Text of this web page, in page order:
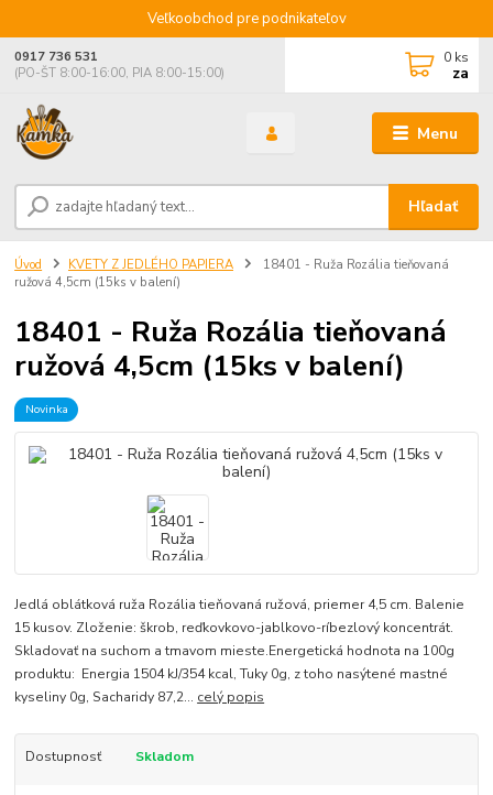
Veľkoobchod pre podnikateľov
Menu
Hľadať
0917 736 531
(PO-ŠT 8:00-16:00, PIA 8:00-15:00)
0 ks
za
Úvod KVETY Z JEDLÉHO PAPIERA
18401 - Ruža Rozália tieňovaná
ružová 4,5cm (15ks v balení)
18401 - Ruža Rozália tieňovaná
ružová 4,5cm (15ks v balení)
Novinka
Jedlá oblátková ruža Rozália tieňovaná ružová, priemer 4,5 cm. Balenie
15 kusov. Zloženie: škrob, reďkovkovo-jablkovo-ríbezlový koncentrát.
Skladovať na suchom a tmavom mieste.Energetická hodnota na 100g
produktu: Energia 1504 kJ/354 kcal, Tuky 0g, z toho nasýtené mastné
kyseliny 0g, Sacharidy 87,2... celý popis
Dostupnosť Skladom